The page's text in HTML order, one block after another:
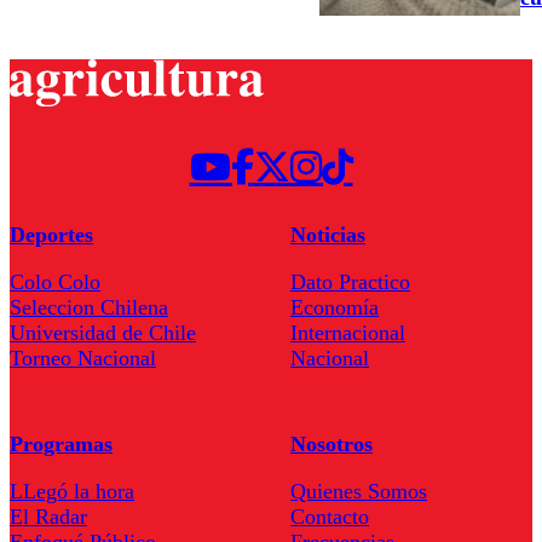
Deportes
Colo Colo
Seleccion Chilena
Universidad de Chile
Torneo Nacional
Noticias
Dato Practico
Economía
Internacional
Nacional
Programas
LLegó la hora
El Radar
Nosotros
Quienes Somos
Contacto